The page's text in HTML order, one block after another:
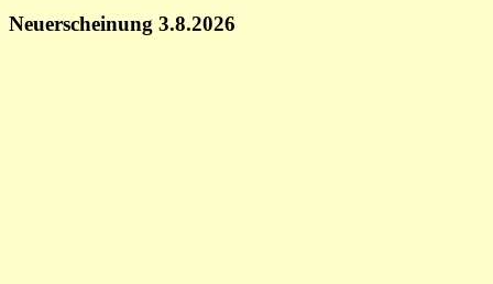
Neuerscheinung 3.8.2026